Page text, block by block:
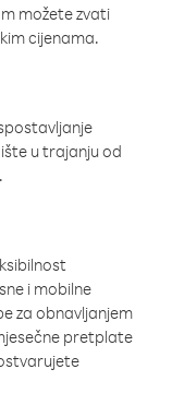
možete zvati
cijenama.
u trajanju od
i mobilne
za obnavljanjem
pretplate